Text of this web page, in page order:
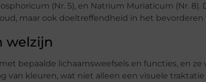
(Nr. 5), en Natrium Muriaticum (Nr.
maar ook doeltreffendheid in het bevorderen
welzijn
bepaalde lichaamsweefsels en functies, en ze
van kleuren, wat niet alleen een visuele traktatie